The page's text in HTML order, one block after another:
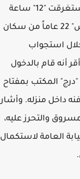
المكان، مبيناً أنه وخلال التحقيقات التي استغرقت "12" ساعة
عمل متواصلة، تم الاشتباه بالمدعو "ح.ش" 22 عاماً من سكان
استجواب
أنه قام بالدخول
المكتب بمفتاح
داخل منزله. وأشار
والتحرز عليه،
العامة لاستكمال